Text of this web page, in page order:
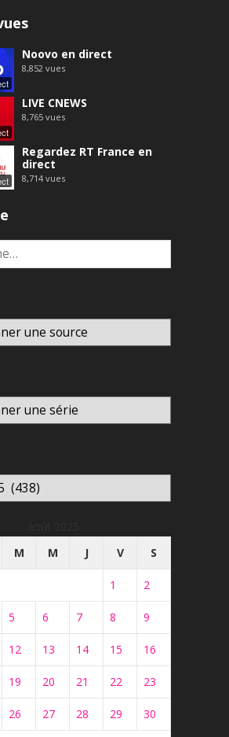
Noovo en direct
8,852 vues
LIVE CNEWS
8,765 vues
Regardez RT France en
direct
8,714 vues
M M J V S
1 2
5 6 7 8 9
12 13 14 15 16
19 20 21 22 23
26 27 28 29 30